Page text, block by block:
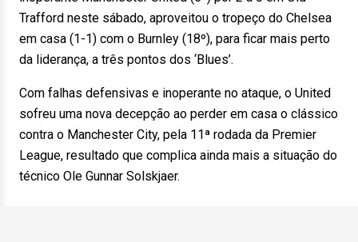
Trafford neste sábado, aproveitou o tropeço do Chelsea
em casa (1-1) com o Burnley (18º), para ficar mais perto
da liderança, a três pontos dos ‘Blues’.
Com falhas defensivas e inoperante no ataque, o United
sofreu uma nova decepção ao perder em casa o clássico
contra o Manchester City, pela 11ª rodada da Premier
League, resultado que complica ainda mais a situação do
técnico Ole Gunnar Solskjaer.